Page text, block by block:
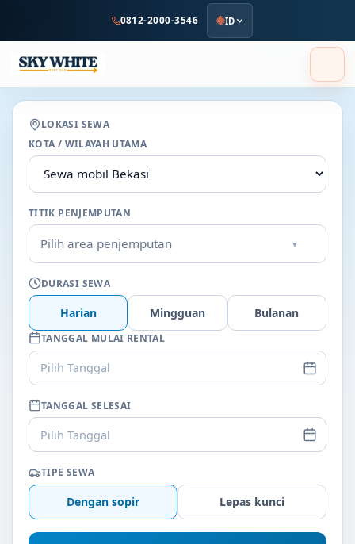
utama
0812-2000-3546 ID
LOKASI SEWA
KOTA / WILAYAH UTAMA
TITIK PENJEMPUTAN
Pilih area penjemputan ▾
DURASI SEWA
Harian Mingguan Bulanan
TANGGAL MULAI RENTAL
Pilih Tanggal
TANGGAL SELESAI
Pilih Tanggal
TIPE SEWA
Dengan sopir Lepas kunci